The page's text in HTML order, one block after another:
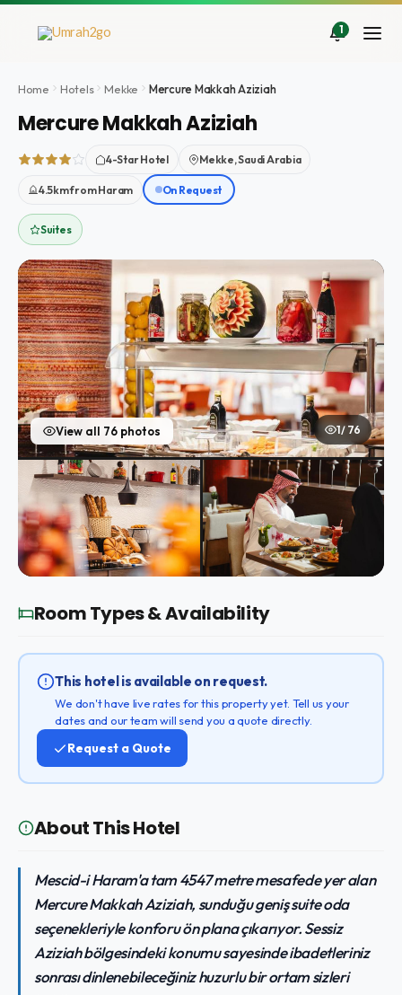
İçeriğe
1
Home Hotels Mekke Mercure Makkah Aziziah
Mercure Makkah Aziziah
4-Star Hotel Mekke, Saudi Arabia
4.5km from Haram On Request
Suites
View all 76 photos 1 / 76
Room Types & Availability
This hotel is available on request.
We don't have live rates for this property yet. Tell us your
dates and our team will send you a quote directly.
Request a Quote
About This Hotel
Mescid-i Haram'a tam 4547 metre mesafede yer alan
Mercure Makkah Aziziah, sunduğu geniş suite oda
seçenekleriyle konforu ön plana çıkarıyor. Sessiz
Aziziah bölgesindeki konumu sayesinde ibadetleriniz
sonrası dinlenebileceğiniz huzurlu bir ortam sizleri